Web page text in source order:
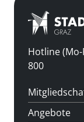
Hotline (Mo-
800
Angebote